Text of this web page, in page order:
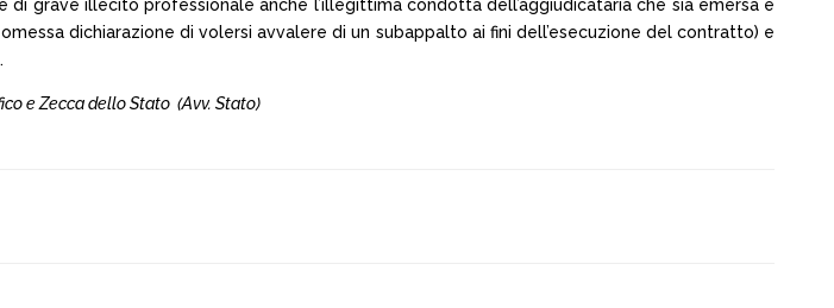
di grave illecito professionale anche l’illegittima condotta dell’aggiudicataria che sia emersa e
dichiarazione di volersi avvalere di un subappalto ai fini dell’esecuzione del contratto) e
e Zecca dello Stato (Avv. Stato)